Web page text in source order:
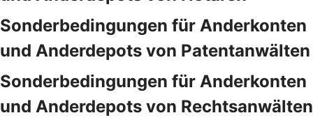
Sonderbedingungen für Anderkonten
und Anderdepots von Patentanwälten
Sonderbedingungen für Anderkonten
und Anderdepots von Rechtsanwälten